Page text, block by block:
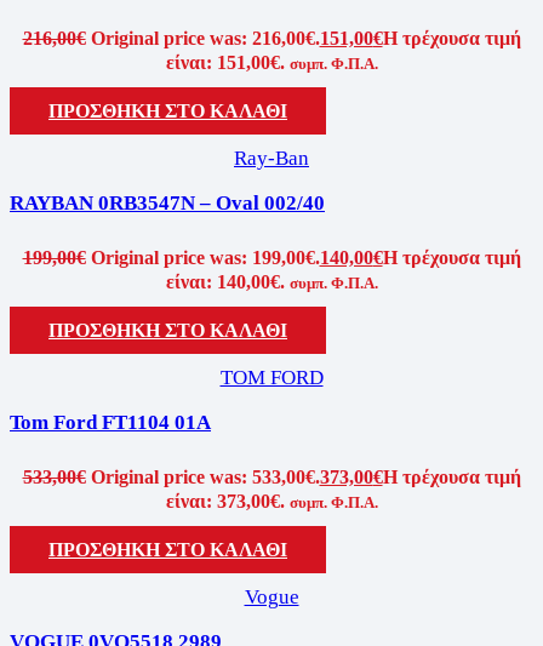
216,00€ Original price was: 216,00€.151,00€Η τρέχουσα τιμή
είναι: 151,00€. συμπ. Φ.Π.Α.
ΠΡΟΣΘΗΚΗ ΣΤΟ ΚΑΛΑΘΙ
Ray-Ban
RAYBAN 0RB3547N – Oval 002/40
199,00€ Original price was: 199,00€.140,00€Η τρέχουσα τιμή
είναι: 140,00€. συμπ. Φ.Π.Α.
ΠΡΟΣΘΗΚΗ ΣΤΟ ΚΑΛΑΘΙ
TOM FORD
Tom Ford FT1104 01A
533,00€ Original price was: 533,00€.373,00€Η τρέχουσα τιμή
είναι: 373,00€. συμπ. Φ.Π.Α.
ΠΡΟΣΘΗΚΗ ΣΤΟ ΚΑΛΑΘΙ
Vogue